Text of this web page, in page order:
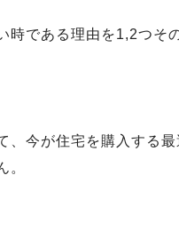
時である理由を1,2つそ
今が住宅を購入する最
。